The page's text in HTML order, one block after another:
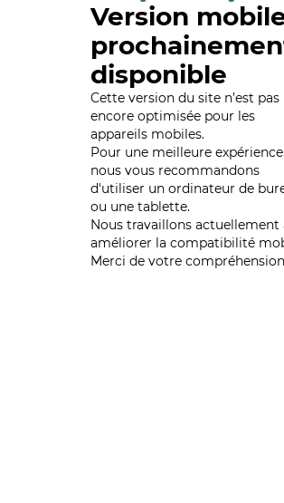
Version
disponible
Cette version du site n’est pas
encore optimisée pour les
appareils mobiles.
Pour une meilleure
nous vous recommandons
d'utiliser un ordinateur de
ou une tablette.
Nous travaillons actuellement
améliorer la compatibilité
Merci de votre